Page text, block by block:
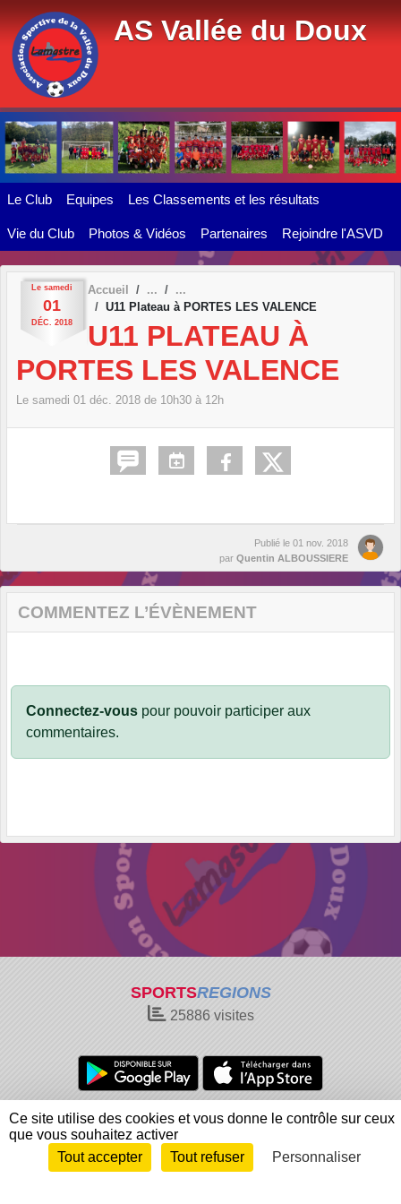
AS Vallée du Doux
Le Club Equipes Les Classements et les résultats
Vie du Club Photos & Vidéos Partenaires Rejoindre l'ASVD
Le samedi
01
DÉC. 2018
Accueil
U11 Plateau à PORTES LES VALENCE
U11 PLATEAU À
PORTES LES VALENCE
Le samedi 01 déc. 2018 de 10h30 à 12h
Publié le 01 nov. 2018
par Quentin ALBOUSSIERE
COMMENTEZ L’ÉVÈNEMENT
Connectez-vous pour pouvoir participer aux
commentaires.
SPORTSREGIONS
25886visites
Charte cookies
Gestion des cookies
Informations légales
Signaler un contenu inapproprié
Envie de participer ?
Connexion
Panneau de gestion des cookies
Ce site utilise des cookies et vous donne le contrôle sur ceux
que vous souhaitez activer
Tout accepter
Tout refuser Personnaliser